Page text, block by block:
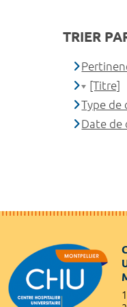
TRIER
[Titre]
Type de
Date de